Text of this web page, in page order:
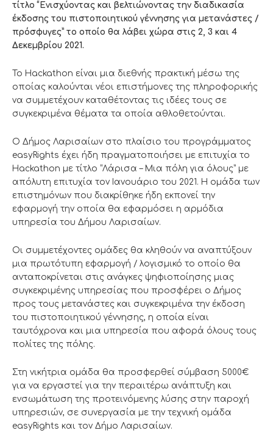
τίτλο “Ενισχύοντας και βελτιώνοντας την διαδικασία
έκδοσης του πιστοποιητικού γέννησης για μετανάστες /
πρόσφυγες” το οποίο θα λάβει χώρα στις 2, 3 και 4
Δεκεμβρίου 2021.
Το Hackathon είναι μια διεθνής πρακτική μέσω της
οποίας καλούνται νέοι επιστήμονες της πληροφορικής
να συμμετέχουν καταθέτοντας τις ιδέες τους σε
συγκεκριμένα θέματα τα οποία αθλοθετούνται.
Ο Δήμος Λαρισαίων στο πλαίσιο του προγράμματος
easyRights έχει ήδη πραγματοποιήσει με επιτυχία το
Hackathon με τίτλο “Λάρισα – Μια πόλη για όλους” με
απόλυτη επιτυχία τον Ιανουάριο του 2021. Η ομάδα των
επιστημόνων που διακρίθηκε ήδη εκπονεί την
εφαρμογή την οποία θα εφαρμόσει η αρμόδια
υπηρεσία του Δήμου Λαρισαίων.
Οι συμμετέχοντες ομάδες θα κληθούν να αναπτύξουν
μια πρωτότυπη εφαρμογή / λογισμικό το οποίο θα
ανταποκρίνεται στις ανάγκες ψηφιοποίησης μιας
συγκεκριμένης υπηρεσίας που προσφέρει ο Δήμος
προς τους μετανάστες και συγκεκριμένα την έκδοση
του πιστοποιητικού γέννησης, η οποία είναι
ταυτόχρονα και μια υπηρεσία που αφορά όλους τους
πολίτες της πόλης.
Στη νικήτρια ομάδα θα προσφερθεί σύμβαση 5000€
για να εργαστεί για την περαιτέρω ανάπτυξη και
ενσωμάτωση της προτεινόμενης λύσης στην παροχή
υπηρεσιών, σε συνεργασία με την τεχνική ομάδα
easyRights και τον Δήμο Λαρισαίων.